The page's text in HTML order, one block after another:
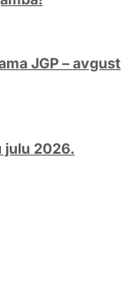
JGP – avgust
julu 2026.